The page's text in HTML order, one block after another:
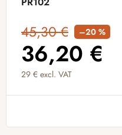
45,30 € –20 %
36,20 €
29 € excl. VAT
Measure price: